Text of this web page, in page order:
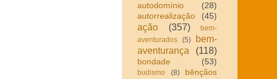
autodomínio
(28)
autorrealização
(45)
ação (357)
bem-
aventurados (5)
bem-
aventurança
(118)
bondade (53)
budismo (8)
bênçãos